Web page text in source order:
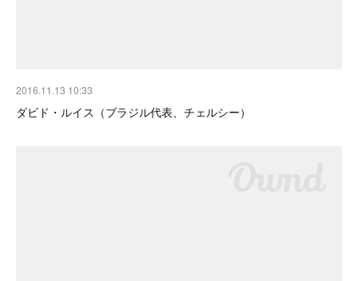
2016.11.13 10:33
ダビド・ルイス（ブラジル代表、チェルシー）